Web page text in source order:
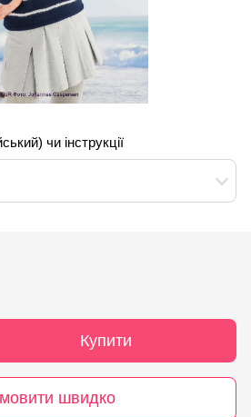
чи інструкції
Купити
швидко